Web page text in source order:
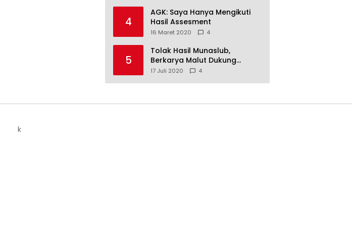
4
AGK: Saya Hanya Mengikuti
Hasil Assesment
16 Maret 2020 4
5
Tolak Hasil Munaslub,
Berkarya Malut Dukung
Tommy Soeharto
17 Juli 2020 4
k